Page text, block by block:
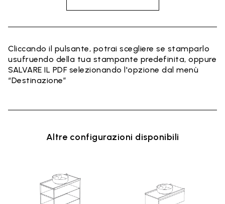
Cliccando il pulsante, potrai scegliere se stamparlo
usufruendo della tua stampante predefinita, oppure
SALVARE IL PDF selezionando l'opzione dal menù
“Destinazione”
Altre configurazioni disponibili